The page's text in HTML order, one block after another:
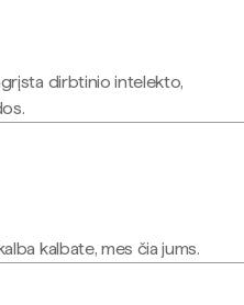
dirbtinio intelekto,
kalbate, mes čia jums.